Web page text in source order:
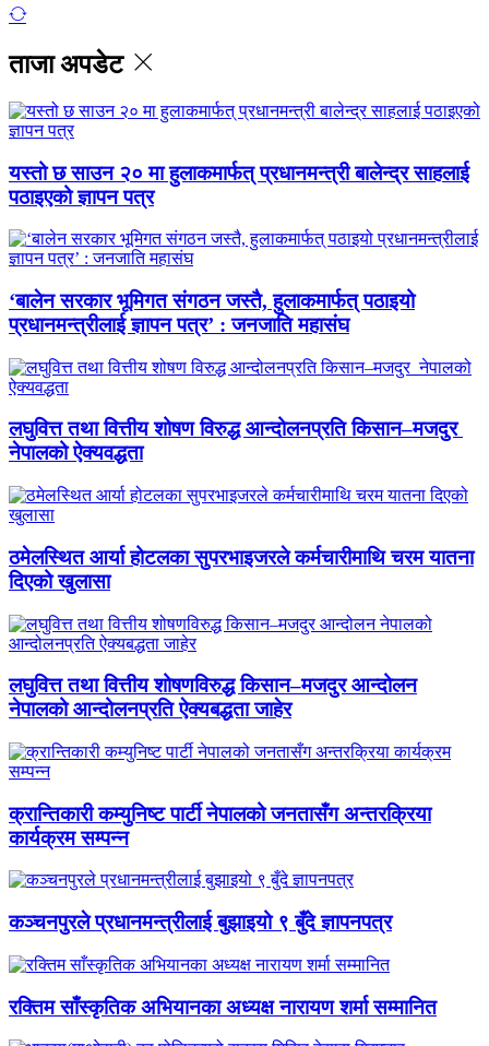
ताजा अपडेट
यस्तो छ साउन २० मा हुलाकमार्फत् प्रधानमन्त्री बालेन्द्र साहलाई
पठाइएको ज्ञापन पत्र
‘बालेन सरकार भूमिगत संगठन जस्तै, हुलाकमार्फत् पठाइयो
प्रधानमन्त्रीलाई ज्ञापन पत्र’ : जनजाति महासंघ
लघुवित्त तथा वित्तीय शोषण विरुद्ध आन्दोलनप्रति किसान–मजदुर
नेपालको ऐक्यवद्धता
ठमेलस्थित आर्या होटलका सुपरभाइजरले कर्मचारीमाथि चरम यातना
दिएको खुलासा
लघुवित्त तथा वित्तीय शोषणविरुद्ध किसान–मजदुर आन्दोलन
नेपालको आन्दोलनप्रति ऐक्यबद्धता जाहेर
क्रान्तिकारी कम्युनिष्ट पार्टी नेपालको जनतासँग अन्तरक्रिया
कार्यक्रम सम्पन्न
कञ्चनपुरले प्रधानमन्त्रीलाई बुझाइयो ९ बुँदे ज्ञापनपत्र
रक्तिम साँस्कृतिक अभियानका अध्यक्ष नारायण शर्मा सम्मानित